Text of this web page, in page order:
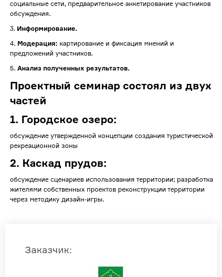
социальные сети, предварительное анкетирование участников
обсуждения.
3. Информирование.
4. Модерация: картирование и фиксация мнений и
предложений участников.
5. Анализ полученных результатов.
Проектный семинар состоял из двух
частей
1. Городское озеро:
обсуждение утвержденной концепции создания туристической
рекреационной зоны
2. Каскад прудов:
обсуждение сценариев использования территории; разработка
жителями собственных проектов реконструкции территории
через методику дизайн-игры.
Заказчик: